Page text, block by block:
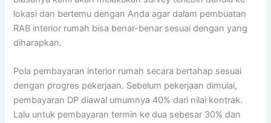
lokasi dan bertemu dengan Anda agar dalam pembuatan
RAB interior rumah bisa benar-benar sesuai dengan yang
diharapkan.
Pola pembayaran interior rumah secara bertahap sesuai
dengan progres pekerjaan. Sebelum pekerjaan dimulai,
pembayaran DP diawal umumnya 40% dari nilai kontrak.
Lalu untuk pembayaran termin ke dua sebesar 30% dan